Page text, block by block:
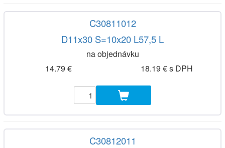
C30811012
D11x30 S=10x20 L57,5 L
na objednávku
14.79 €
18.19 € s DPH
C30812011